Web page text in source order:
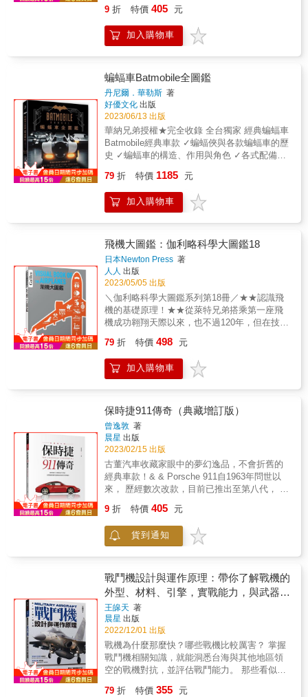
史上的重要里程碑。近400張照片圖解讓內容更
述其規格及歷史，引領讀者深入研究這些偉大
的發明。最後是關於著名的戰鬥機空戰王牌、
飛行員、創新家以及先驅等航空界偉人的生平
會見識到飛機能有如此驚人的發展。
「VFSG」是什麼？ 本書以飛行機組操作手冊
為基礎，說明從準備出發到抵達的注意事項、
燃油效率最大化的巡航高度及速度、飛行重量
身駕駛艙中，跟著飛行員一起開飛機！ 本書特
色 1、本書以飛行機組操作手冊為基礎，說明
了從準備出發到抵達，噴射客機的飛行員在駕
駛艙內如何操作，以及在飛行員的操作下，機
體系統如何運作等。此外，有關起飛時及著陸
時的注意事項、以及燃油效率最大化的巡航高
度和巡航速度、飛行重量與重心位置的關係及
其決定方式，也都有說明。 2、作者是著名航
空解說家，以實際參與過航線任務的角度，解
作，作者希望能透過本書，為各位解答「飛機
手冊上到底寫了什麼」。全書使用彩色圖片解
析，以容易理解的方式傳達給讀者。 &
9 折 特價 405 元
加入購物車
蝙蝠車Batmobile全圖鑑
丹尼爾．華勒斯 著
好優文化 出版
2023/06/13 出版
華納兄弟授權★完全收錄 全台獨家 經典蝙蝠車
Batmobile經典車款 ✓蝙蝠俠與各款蝙蝠車的歷
史 ✓蝙蝠車的構造、作用與角色 ✓各式配備、
（Batwing）蝙蝠機車（Batbike） 蝙蝠船
（Batboat）蝙蝠戰車（Batmobile） 旋風蝙蝠
直升機（Whirly-Bat） ◎不只是對正義的憧憬
憶，也是很多人探索人性、探究「正義」到底
是什麼的重要文本。但不論是早期麥可‧基頓
（Michael Keaton）方‧基墨（Val Edward
Kilmer）或是喬治&middot;克隆尼（George
Clooney）充滿娛樂氛圍的版本，或是克里斯多
夫‧諾蘭（Christopher Nolan）執導的經典版，
蝙蝠車－－都是偉恩企業的驕傲，也是布魯思‧
偉恩帥氣的幫手，正義的夥伴！ ◎完整收錄蝙
蝠車的經典車款，並附說明與剖面圖 本書不但
Begins）、《黑暗騎士》（The Dark
Knight）、《黑暗騎士：黎明昇起》（The
Dark Knight Rises）《蝙蝠俠對超人：正義曙
光》（Batman v Superman: Dawn of
Justice）、《正義聯盟》（Justice
League），甚至是《蝙蝠俠：阿卡漢騎士》
（Batman: Arkham Knight，電子遊戲）、一九
六六年的《蝙蝠俠》電視影集當中出現的經典
蝙蝠車，並完整收錄： ‧每一輛蝙蝠車在出現的
電影、影集或遊戲當中的由來（偉恩企業如何
把替美國國防部設計的武器轉移給自家少爺
用） ‧構造圖、剖面圖、原理圖，以及蝙蝠車的
進化與變化 而除蝙蝠車外，本書並同步收錄蝙
蝠戰機（Batwing）蝙蝠機車（Batbike）蝙蝠
船（Batboat）蝙蝠戰車（Batmobile）旋風蝙
角色！ ◎華納兄弟正式授權！DC獨家製作專屬
蝙蝠車插畫設計 ▎華納兄弟、DC正式授權 ▎
本書專屬「蝙蝠車」插畫設計 ▎正體中文獨家
授權 ▎封面採用精裝與壓印技術（打凸） ▎全
書內文使用進口雪銅紙 ▎全書內頁水性上光 超
高規格製作、最大限度呈現正式授權圖片質
感，收藏價值100%！ &
79 折 特價 1185 元
加入購物車
飛機大圖鑑：伽利略科學大圖鑑18
日本Newton Press 著
人人 出版
2023/05/05 出版
＼伽利略科學大圖鑑系列第18冊／★★認識飛
機的基礎原理！★★從萊特兄弟搭乘第一座飛
機成功翱翔天際以來，也不過120年，但在技術
能只是將飛機視為一種交通工具，但其中卻蘊
藏了超乎想像的知識與科技在其中。◎有沒有
想過巨大的飛機為什麼能在天空飛呢？◎機場
圖鑑》將從飛機的構造開始解剖，說明各重要
構造與其機制。而客機的發展史當然不能漏掉
客機兩大巨頭「波音」跟「空中巴士」公司，
本書以大幅圖片帶您一探隨著時代、需求的演
變，百花齊放的客機世界。航空工程在這120年
來有非常長足的進步，在第一次世界大戰期
間，飛機時速不過100~180公里；到了第二次
世界大戰，時速提升到700公里。而現在，竟然
在開發5馬赫（時速約6125公里）的極音速客
必是當初萊特兄弟無法想像的世界吧！本書從
飛機的多個面向分章介紹，有詳細圖解，也有
精彩飛機圖鑑，最後一章會帶領各位讀者回顧
搭乘、欣賞飛機時，能帶來新的體驗！★系列
特色★1. 日本牛頓出版社獨家授權。2. 主題明
確，解釋清晰。3. 以關鍵字整合知識，含括範
圍廣，拓展學習視野。
79 折 特價 498 元
加入購物車
保時捷911傳奇（典藏增訂版）
曾逸敦 著
晨星 出版
2023/02/15 出版
古董汽車收藏家眼中的夢幻逸品，不會折舊的
經典車款！& & Porsche 911自1963年問世以
來， 歷經數次改款，目前已推出至第八代， 堪
持保留最原始風格架構， 卻成功打造出代代經
典特色車款， 造就其不敗的地位。 & 是什麼樣
的魅力，讓車迷們為之瘋狂？ 讓我們一窺無可
史，至歷代911的完整介紹，包含性能、外觀、
演進及各代特色車款，附有精美的保時捷彩色
相片。& & 2.簡單了解汽車系統運作原理：從
引擎、車體架構、操縱系統等，搭配作者自製
示意圖，解說困難的機械理論。 & 3.整理出歷
代911的國際行情及常見維修狀況，可提供作為
資料參考，為適合保時捷收藏入門者及玩家們
的專用書籍。 &
9 折 特價 405 元
貨到通知
戰鬥機設計與運作原理：帶你了解戰機的
外型、材料、引擎，實戰能力，與武器的
科學
王皞天 著
晨星 出版
2022/12/01 出版
戰機為什麼那麼快？哪些戰機比較厲害？ 掌握
戰鬥機相關知識，就能洞悉台海與其他地區領
空的戰機對抗，並評估戰鬥能力。 那些看似離
保衛我們。戰鬥機要能超音速飛行，不僅需要
79 折 特價 355 元